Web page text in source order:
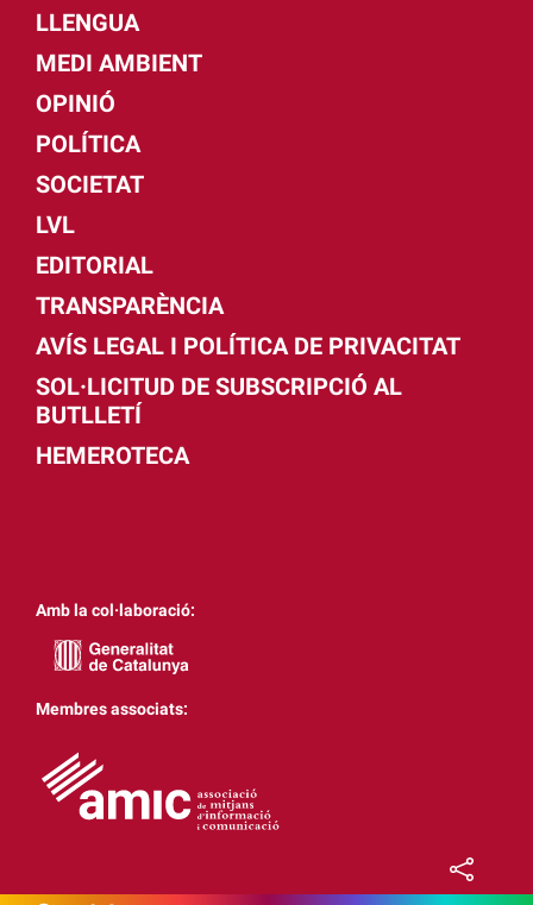
LLENGUA
MEDI AMBIENT
OPINIÓ
POLÍTICA
SOCIETAT
LVL
EDITORIAL
TRANSPARÈNCIA
AVÍS LEGAL I POLÍTICA DE PRIVACITAT
SOL·LICITUD DE SUBSCRIPCIÓ AL
BUTLLETÍ
HEMEROTECA
Amb la col·laboració:
Membres associats: